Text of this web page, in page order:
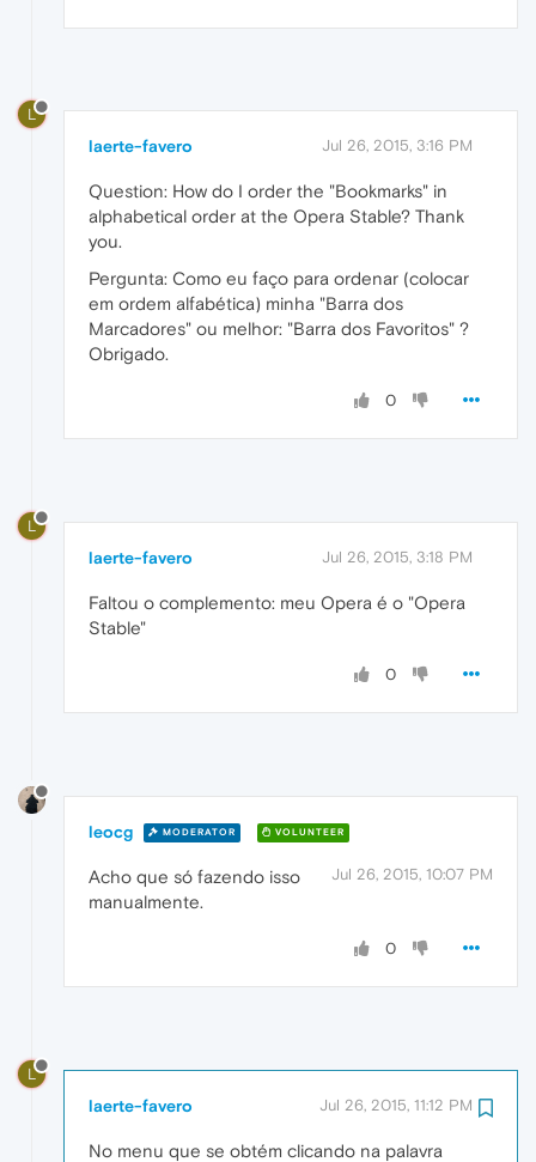
L
laerte-favero Jul 26, 2015, 3:16 PM
Question: How do I order the "Bookmarks" in
alphabetical order at the Opera Stable? Thank
you.
Pergunta: Como eu faço para ordenar (colocar
em ordem alfabética) minha "Barra dos
Marcadores" ou melhor: "Barra dos Favoritos" ?
Obrigado.
0
L
laerte-favero Jul 26, 2015, 3:18 PM
Faltou o complemento: meu Opera é o "Opera
Stable"
0
leocg MODERATOR VOLUNTEER
Jul 26, 2015, 10:07 PM
Acho que só fazendo isso
manualmente.
0
L
laerte-favero Jul 26, 2015, 11:12 PM
No menu que se obtém clicando na palavra